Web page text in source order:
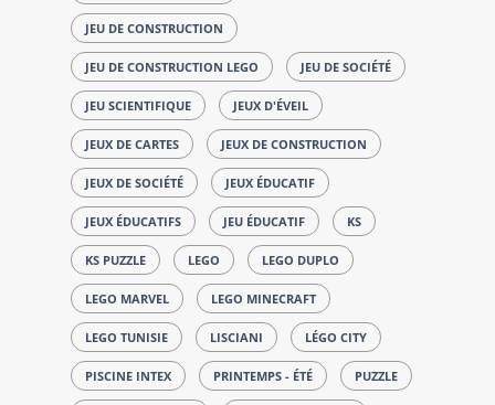
JEU DE CONSTRUCTION
JEU DE CONSTRUCTION LEGO JEU DE SOCIÉTÉ
JEU SCIENTIFIQUE JEUX D'ÉVEIL
JEUX DE CARTES JEUX DE CONSTRUCTION
JEUX DE SOCIÉTÉ JEUX ÉDUCATIF
JEUX ÉDUCATIFS JEU ÉDUCATIF KS
KS PUZZLE LEGO LEGO DUPLO
LEGO MARVEL LEGO MINECRAFT
LEGO TUNISIE LISCIANI LÉGO CITY
PISCINE INTEX PRINTEMPS - ÉTÉ PUZZLE